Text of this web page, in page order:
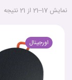
نمایش 17–21 از 21 نتیجه
اورجینال